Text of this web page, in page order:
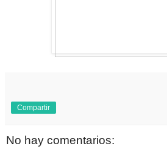
Compartir
No hay comentarios: